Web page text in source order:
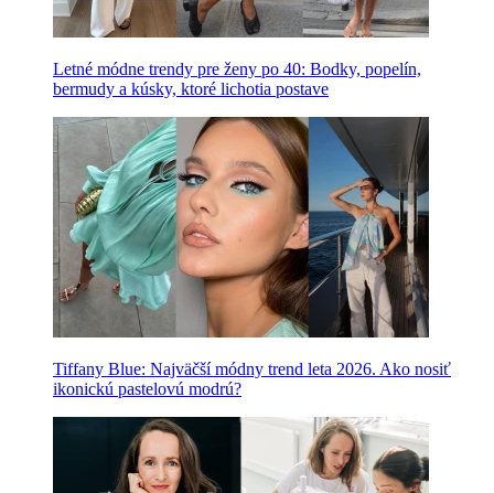
Letné módne trendy pre ženy po 40: Bodky, popelín,
bermudy a kúsky, ktoré lichotia postave
Tiffany Blue: Najväčší módny trend leta 2026. Ako nosiť
ikonickú pastelovú modrú?